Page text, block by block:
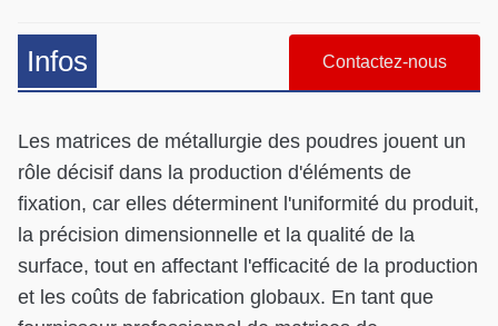
Infos Contactez-nous
Les matrices de métallurgie des poudres jouent un
rôle décisif dans la production d'éléments de
fixation, car elles déterminent l'uniformité du produit,
la précision dimensionnelle et la qualité de la
surface, tout en affectant l'efficacité de la production
et les coûts de fabrication globaux. En tant que